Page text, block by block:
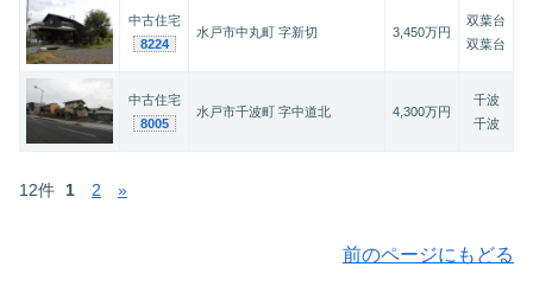
中古住宅
8224
水戸市中丸町 字新切 3,450万円
双葉台
双葉台
中古住宅
8005
水戸市千波町 字中道北 4,300万円
千波
千波
12件 1 2 »
前のページにもどる